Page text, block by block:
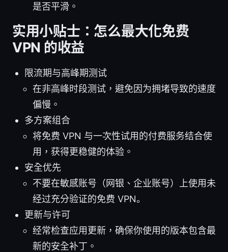
是否平滑。
实用小贴士：怎么最大化免费
VPN 的收益
限流期与高峰期测试
在非高峰时段测试，避免因为拥堵导致的速度
偏慢。
多方案组合
将免费 VPN 与一次性试用的付费服务结合使
用，获得更稳健的体验。
安全优先
不要在敏感账号（网银、企业账号）上使用未
经过充分验证的免费 VPN。
更新与许可
经常检查应用更新，确保你使用的版本包含最
新的安全补丁。